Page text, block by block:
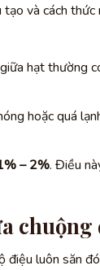
tạo và cách
hạt thường
hoặc quá
– 2%. Điều
chuộng
điệu luôn săn